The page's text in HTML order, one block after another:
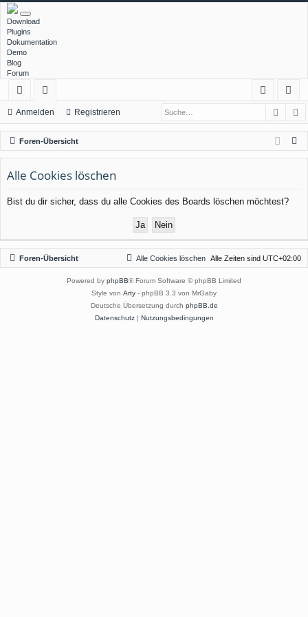
Download
Plugins
Dokumentation
Demo
Blog
Forum
ch
ne
llz
ug
rif
or
en
m
el
n
ist
rie
n
Anmelden Registrieren
Foren-Übersicht
Alle Cookies löschen
Bist du dir sicher, dass du alle Cookies des Boards löschen möchtest?
Foren-Übersicht Alle Zeiten sind UTC+02:00
Alle Cookies löschen
Powered by phpBB® Forum Software © phpBB Limited
Style von Arty - phpBB 3.3 von MrGaby
Deutsche Übersetzung durch phpBB.de
Datenschutz| Nutzungsbedingungen